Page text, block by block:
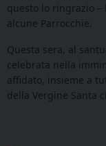
questo lo ringrazio –
alcune Parrocchie.
Questa sera, al
celebrata nella
affidato, insieme a
della Vergine Santa